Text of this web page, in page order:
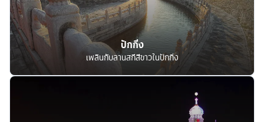
ปักกิ่ง
เพลินกับลานสกีสีขาวในปักกิ่ง